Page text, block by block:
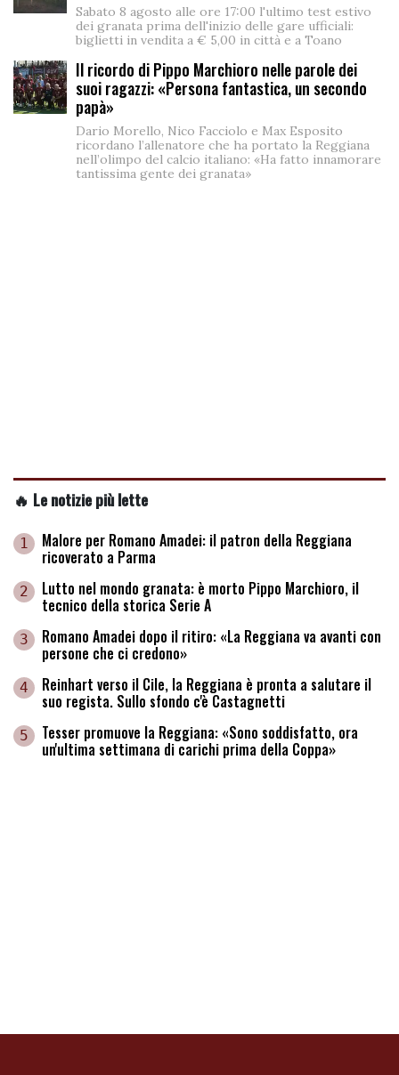
Sabato 8 agosto alle ore 17:00 l'ultimo test estivo
dei granata prima dell'inizio delle gare ufficiali:
biglietti in vendita a € 5,00 in città e a Toano
Il ricordo di Pippo Marchioro nelle parole dei
suoi ragazzi: «Persona fantastica, un secondo
papà»
Dario Morello, Nico Facciolo e Max Esposito
ricordano l’allenatore che ha portato la Reggiana
nell’olimpo del calcio italiano: «Ha fatto innamorare
tantissima gente dei granata»
🔥 Le notizie più lette
1 Malore per Romano Amadei: il patron della Reggiana
ricoverato a Parma
2 Lutto nel mondo granata: è morto Pippo Marchioro, il
tecnico della storica Serie A
3 Romano Amadei dopo il ritiro: «La Reggiana va avanti con
persone che ci credono»
4 Reinhart verso il Cile, la Reggiana è pronta a salutare il
suo regista. Sullo sfondo c'è Castagnetti
5 Tesser promuove la Reggiana: «Sono soddisfatto, ora
un'ultima settimana di carichi prima della Coppa»